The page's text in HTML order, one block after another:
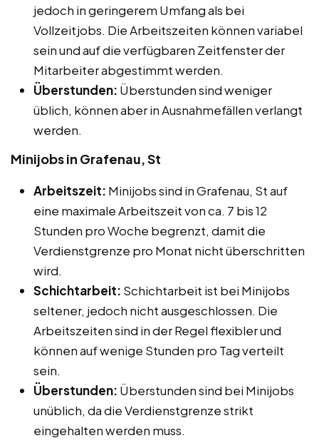
jedoch in geringerem Umfang als bei
Vollzeitjobs. Die Arbeitszeiten können variabel
sein und auf die verfügbaren Zeitfenster der
Mitarbeiter abgestimmt werden.
Überstunden: Überstunden sind weniger
üblich, können aber in Ausnahmefällen verlangt
werden.
Minijobs in Grafenau, St
Arbeitszeit: Minijobs sind in Grafenau, St auf
eine maximale Arbeitszeit von ca. 7 bis 12
Stunden pro Woche begrenzt, damit die
Verdienstgrenze pro Monat nicht überschritten
wird.
Schichtarbeit: Schichtarbeit ist bei Minijobs
seltener, jedoch nicht ausgeschlossen. Die
Arbeitszeiten sind in der Regel flexibler und
können auf wenige Stunden pro Tag verteilt
sein.
Überstunden: Überstunden sind bei Minijobs
unüblich, da die Verdienstgrenze strikt
eingehalten werden muss.